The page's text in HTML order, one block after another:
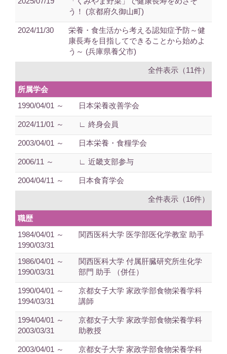
う！ (京都府久御山町)
2024/11/30
栄養・食生活から考える認知症予防～健
康長寿を目指してできることから始めよ
う～ (兵庫県養父市)
全件表示（11件）
所属学会
1990/04/01 ～
日本栄養改善学会
2024/11/01 ～ ∟ 終身会員
2003/04/01 ～ 日本栄養・食糧学会
2006/11 ～ ∟ 近畿支部参与
2004/04/11 ～ 日本食育学会
全件表示（16件）
職歴
1984/04/01 ～
1990/03/31
関西医科大学 医学部医化学教室 助手
1986/04/01 ～
1990/03/31
関西医科大学 付属肝臓研究所生化学
部門 助手 （併任）
1990/04/01 ～
1994/03/31
京都女子大学 家政学部食物栄養学科
講師
1994/04/01 ～
2003/03/31
京都女子大学 家政学部食物栄養学科
助教授
2003/04/01 ～
京都女子大学 家政学部食物栄養学科